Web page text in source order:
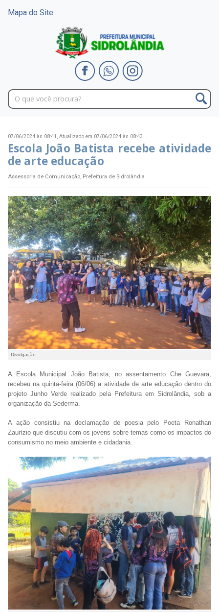
Mapa do Site
07/06/2024 às 08:41, Atualizado em 07/06/2024 às 08:43
Escola João Batista recebe atividade
de arte educação
Assessoria de Comunicação, Prefeitura de Sidrolândia
Divulgação
A Escola Municipal João Batista, no assentamento Che Guevara,
recebeu na quinta-feira (06/06) a atividade de arte educação dentro do
projeto Junho Verde realizado pela Prefeitura em Sidrolândia, sob a
organização da Sederma.
A ação consistiu na declamação de poesia pelo Poeta Ronathan
Zaurízio que discutiu com os jovens sobre temas como os impactos do
consumismo no meio ambiente e cidadania.